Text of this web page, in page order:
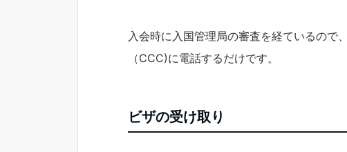
入会時に入国管理局の審査を経ているので
（CCC)に電話するだけです。
ビザの受け取り